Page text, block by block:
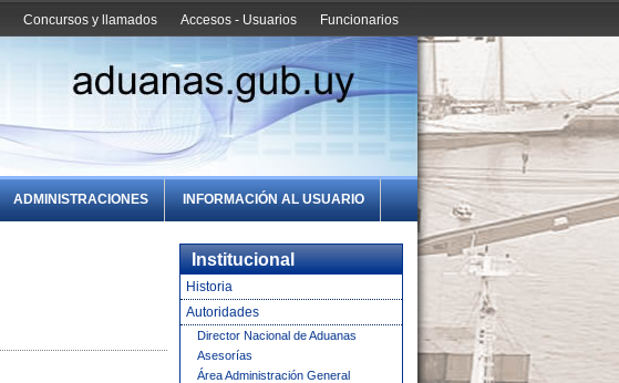
Funcionarios
Accesos - Usuarios
Concursos y llamados
ADMINISTRACIONES INFORMACIÓN AL USUARIO
Institucional
Historia
Autoridades
Director Nacional de Aduanas
Asesorías
Área Administración General